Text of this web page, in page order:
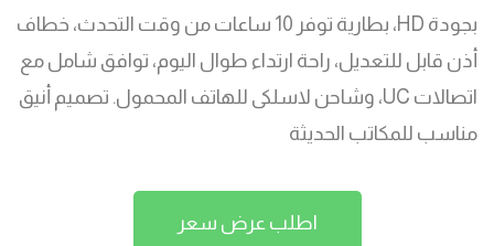
بجودة HD، بطارية توفر 10 ساعات من وقت التحدث، خطاف
أذن قابل للتعديل، راحة ارتداء طوال اليوم، توافق شامل مع
اتصالات UC، وشاحن لاسلكى للهاتف المحمول. تصميم أنيق
مناسب للمكاتب الحديثة
اطلب عرض سعر